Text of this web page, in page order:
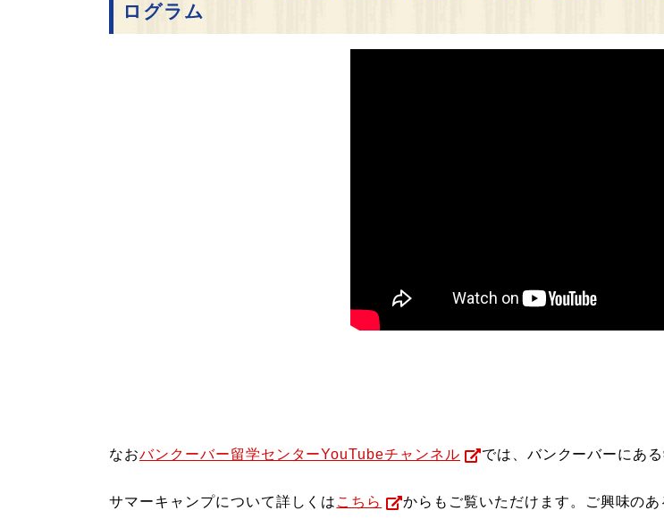
ログラム
なおバンクーバー留学センターYouTubeチャンネル では、バンクーバーにあ
サマーキャンプについて詳しくは こちら からもご覧いただけます。ご興味の